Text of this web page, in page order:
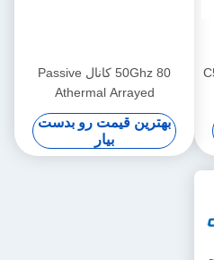
50Ghz 80 کانال Passive
Athermal Arrayed
Waveguide Grating
بهترین قیمت رو بدست
بیار